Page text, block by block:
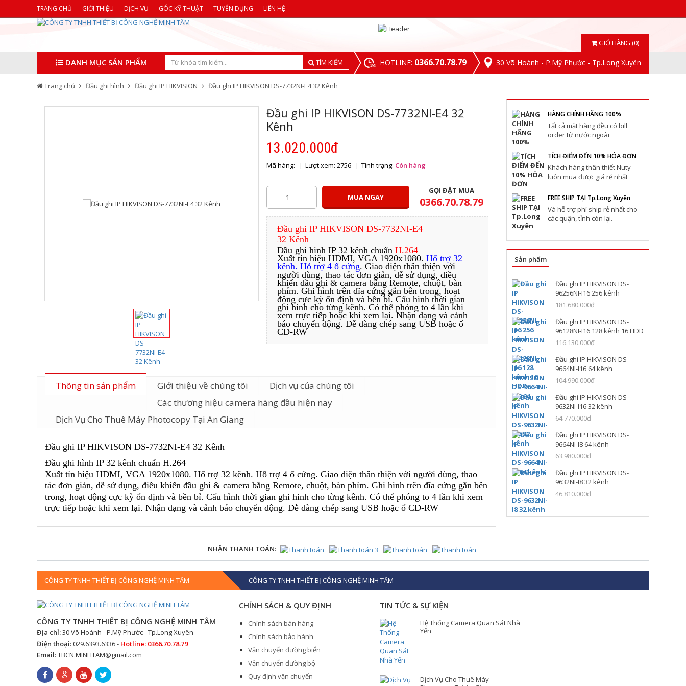
TRANG CHỦ GIỚI THIỆU DỊCH VỤ GÓC KỸ THUẬT TUYỂN DỤNG LIÊN HỆ
GIỎ HÀNG (0)
DANH MỤC SẢN PHẨM TÌM KIẾM HOTLINE: 0366.70.78.79 30 Võ Hoành - P.Mỹ Phước - Tp.Long Xuyên
Trang chủ Đầu ghi hình Đầu ghi IP HIKVISION Đầu ghi IP HIKVISON DS-7732NI-E4 32 Kênh
Đầu ghi IP HIKVISON DS-7732NI-E4 32
Kênh
13.020.000đ
Mã hàng: Lượt xem: 2756 Tình trạng: Còn hàng
MUA NGAY
GỌI ĐẶT MUA
0366.70.78.79
Đầu ghi IP HIKVISON DS-7732NI-E4
32 Kênh
Đầu ghi hình IP 32 kênh chuẩn H.264
Xuất tín hiệu HDMI, VGA 1920x1080. Hổ trợ 32
kênh. Hỗ trợ 4 ổ cứng. Giao diện thân thiện với
người dùng, thao tác đơn giản, dễ sử dụng, điều
khiển đầu ghi & camera bằng Remote, chuột, bàn
phím. Ghi hình trên đĩa cứng gắn bên trong, hoạt
động cực kỳ ổn định và bền bỉ. Cấu hình thời gian
ghi hinh cho từng kênh. Có thể phóng to 4 lần khi
xem trực tiếp hoặc khi xem lại. Nhận dạng và cảnh
báo chuyển động. Dễ dàng chép sang USB hoặc ổ
CD-RW
Thông tin sản phẩm Giới thiệu về chúng tôi
Dịch vụ của chúng tôi
Các thương hiệu camera hàng đầu hiện nay
Dịch Vụ Cho Thuê Máy Photocopy Tại An Giang
Đầu ghi IP HIKVISON DS-7732NI-E4 32 Kênh
Đầu ghi hình IP 32 kênh chuẩn H.264
Xuất tín hiệu HDMI, VGA 1920x1080. Hổ trợ 32 kênh. Hỗ trợ 4 ổ cứng. Giao diện thân thiện với người dùng, thao
tác đơn giản, dễ sử dụng, điều khiển đầu ghi & camera bằng Remote, chuột, bàn phím. Ghi hình trên đĩa cứng gắn bên
trong, hoạt động cực kỳ ổn định và bền bỉ. Cấu hình thời gian ghi hinh cho từng kênh. Có thể phóng to 4 lần khi xem
trực tiếp hoặc khi xem lại. Nhận dạng và cảnh báo chuyển động. Dễ dàng chép sang USB hoặc ổ CD-RW
HÀNG CHÍNH HÃNG 100%
Tất cả mặt hàng đều có bill
order từ nước ngoài
TÍCH ĐIỂM ĐẾN 10% HÓA ĐƠN
Khách hàng thân thiết Nuty
luôn mua được giá rẻ nhất
FREE SHIP TẠI Tp.Long Xuyên
Và hỗ trợ phí ship rẻ nhất cho
các quận, tỉnh còn lại.
Sản phẩm
Đầu ghi IP HIKVISON DS-
96256NI-I16 256 kênh
181.680.000đ
Đầu ghi IP HIKVISON DS-
96128NI-I16 128 kênh 16 HDD
116.130.000đ
Đầu ghi IP HIKVISON DS-
9664NI-I16 64 kênh
104.990.000đ
Đầu ghi IP HIKVISON DS-
9632NI-I16 32 kênh
64.770.000đ
Đầu ghi IP HIKVISON DS-
9664NI-I8 64 kênh
63.980.000đ
Đầu ghi IP HIKVISON DS-
9632NI-I8 32 kênh
46.810.000đ
NHẬN THANH TOÁN:
CÔNG TY TNHH THIẾT BỊ CÔNG NGHỆ MINH TÂM CÔNG TY TNHH THIẾT BỊ CÔNG NGHỆ MINH TÂM
CÔNG TY TNHH THIẾT BỊ CÔNG NGHỆ MINH TÂM
Địa chỉ:30 Võ Hoành - P.Mỹ Phước - Tp.Long Xuyên
Điện thoại:029.6393.6336 - Hotline: 0366.70.78.79
Email:TBCN.MINHTAM@gmail.com
CHÍNH SÁCH & QUY ĐỊNH
Chính sách bán hàng
Chính sách bảo hành
Vận chuyển đường biển
Vận chuyển đường bộ
Quy định vận chuyển
TIN TỨC & SỰ KIỆN
Hệ Thống Camera Quan Sát Nhà
Yến
Dịch Vụ Cho Thuê Máy